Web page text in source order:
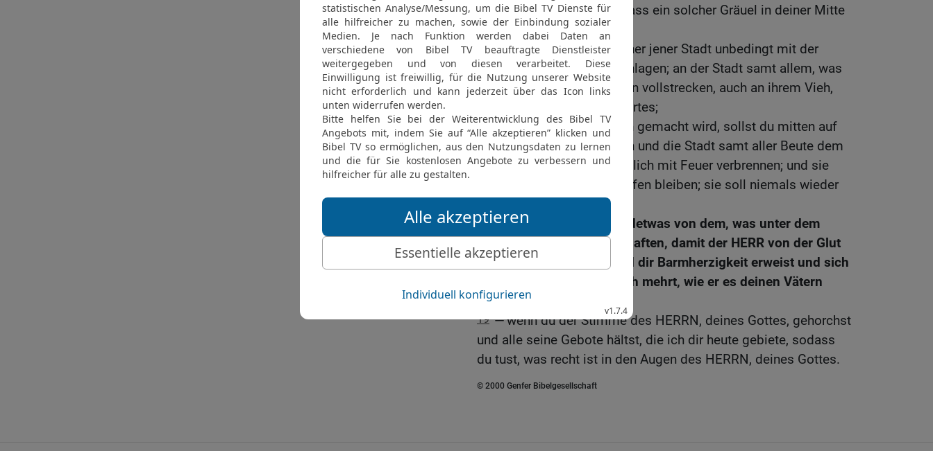
und die Sache feststeht, dass ein solcher Gräuel in deiner Mitte
begangen wurde,
16 so sollst du die Bewohner jener Stadt unbedingt mit der
Schärfe des Schwertes schlagen; an der Stadt samt allem, was
darin ist, sollst du den Bann vollstrecken, auch an ihrem Vieh,
mit der Schärfe des Schwertes;
17 und alle Beute, die darin gemacht wird, sollst du mitten auf
ihrem Marktplatz sammeln und die Stadt samt aller Beute dem
HERRN, deinem Gott, gänzlich mit Feuer verbrennen; und sie
soll ewiglich ein Schutthaufen bleiben; sie soll niemals wieder
18 Und es soll nicht irgendetwas von dem, was unter dem
Bann ist, an deiner Hand haften, damit der HERR von der Glut
seines Zornes ablässt und dir Barmherzigkeit erweist und sich
über dich erbarmt und dich mehrt, wie er es deinen Vätern
geschworen hat
19 — wenn du der Stimme des HERRN, deines Gottes, gehorchst
und alle seine Gebote hältst, die ich dir heute gebiete, sodass
du tust, was recht ist in den Augen des HERRN, deines Gottes.
© 2000 Genfer Bibelgesellschaft